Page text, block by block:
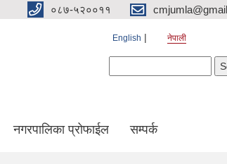
०८७-५२००११
English नेपाली
नगरपालिका प्रोफाईल सम्पर्क